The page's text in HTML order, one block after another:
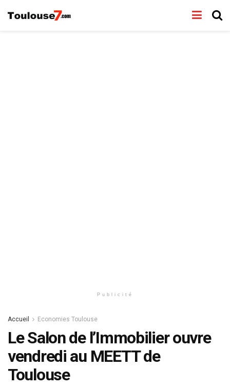
Publicité
Accueil Economies Toulouse
Le Salon de l’Immobilier ouvre
vendredi au MEETT de
Toulouse